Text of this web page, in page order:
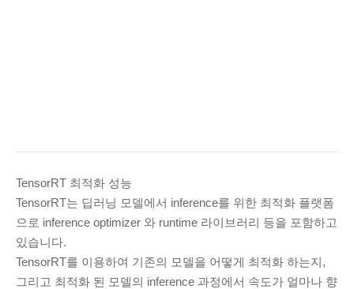
November 2024 (2)
June 2020(1)
August 2019
July 2019 (32)
TensorRT 최적화 성능
TensorRT는 딥러닝 모델에서 inference를 위한 최적화 플랫폼
으로 inference optimizer 와 runtime 라이브러리 등을 포함하고
있습니다.
TensorRT를 이용하여 기존의 모델을 어떻게 최적화 하는지,
그리고 최적화 된 모델의 inference 과정에서 속도가 얼마나 향